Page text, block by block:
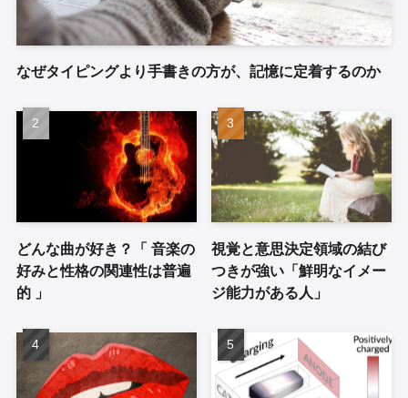
なぜタイピングより手書きの方が、記憶に定着するのか
どんな曲が好き？「 音楽の
好みと性格の関連性は普遍
的 」
視覚と意思決定領域の結び
つきが強い「鮮明なイメー
ジ能力がある人」